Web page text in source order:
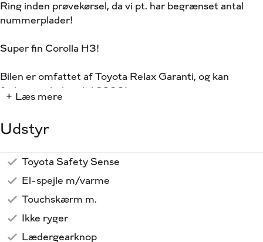
Ring inden prøvekørsel, da vi pt. har begrænset antal
nummerplader!
Super fin Corolla H3!
Bilen er omfattet af Toyota Relax Garanti, og kan
forlænges helt indtil 2030!
Gearkasse: Automatgear (CVT)
Ejerafgift:540,- (Halvårligt)
HIGHLIGHTS:
⭐️ Bakkamera
⭐️ Varme i rat
⭐️ Fuld LED forlygter
+ Læs mere
Udstyr
Toyota Safety Sense
El-spejle m/varme
Touchskærm m.
Ikke ryger
Lædergearknop
Metallak
16" Alufælge
LED baglygter
Aut. nedblændeligt bakspejl
Automatisk op-/nedblænding
Fartpilot adaptiv
Nøglefri start
Bluetooth
Fuld LED forlygter
Infocenter
Musikstreaming via bluetooth